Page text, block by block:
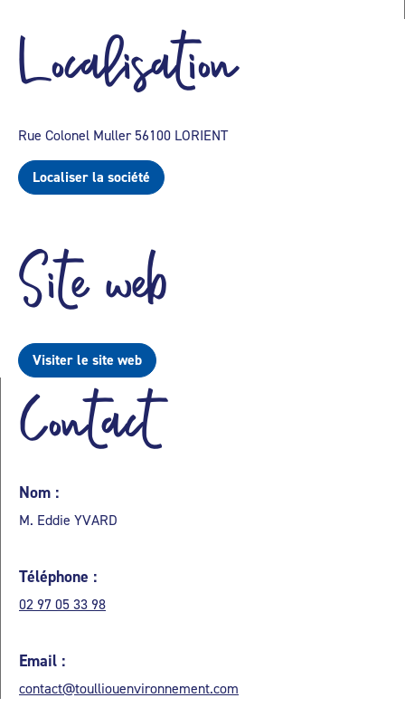
Localisation
Rue Colonel Muller 56100 LORIENT
Localiser la société
Site web
Visiter le site web
Contact
Nom :
M. Eddie YVARD
Téléphone :
02 97 05 33 98
Email :
contact@toulliouenvironnement.com